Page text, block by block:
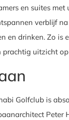
en suites
verblijf
en drinken. Zo
prachtig uitzicht
Golfclub is
Peter